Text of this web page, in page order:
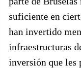
suficiente en
han invertido
infraestructuras
inversión que les